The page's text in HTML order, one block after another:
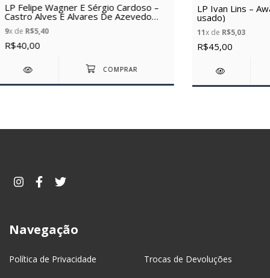
LP Felipe Wagner E Sérgio Cardoso –
Castro Alves E Alvares De Azevedo
(1989) (Vinil usado)
9x de R$5,40
R$40,00
LP Ivan Lins –
usado)
11x de R$5,03
R$45,00
Navegação
Política de Privacidade Trocas de Devoluções